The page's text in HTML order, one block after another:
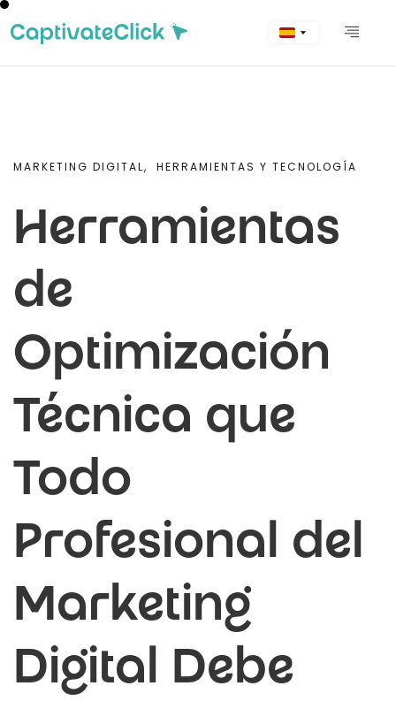
MARKETING DIGITAL, HERRAMIENTAS Y TECNOLOGÍA
Herramientas
de
Optimización
Técnica que
Todo
Profesional del
Marketing
Digital Debe